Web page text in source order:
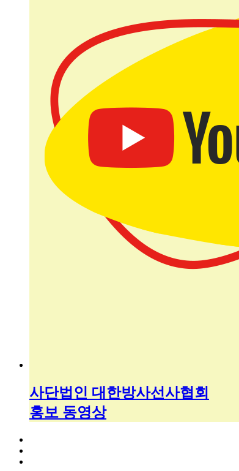
사단법인 대한방사선사협회
홍보 동영상